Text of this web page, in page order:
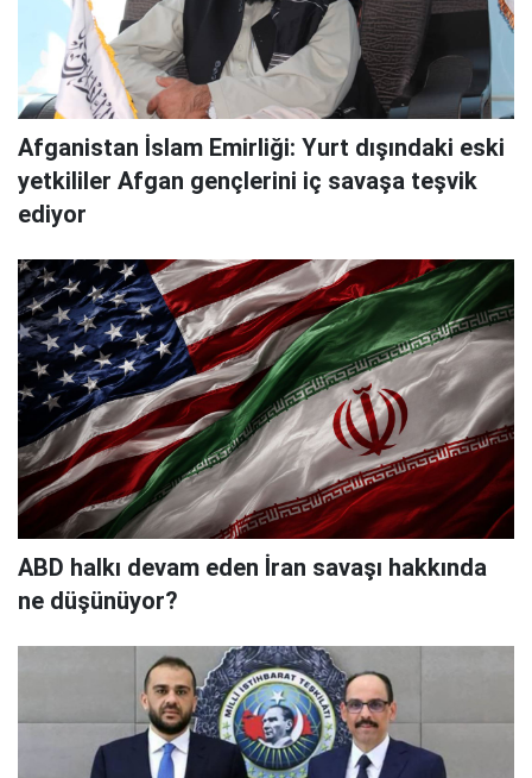
Afganistan İslam Emirliği: Yurt dışındaki eski
yetkililer Afgan gençlerini iç savaşa teşvik
ediyor
ABD halkı devam eden İran savaşı hakkında
ne düşünüyor?